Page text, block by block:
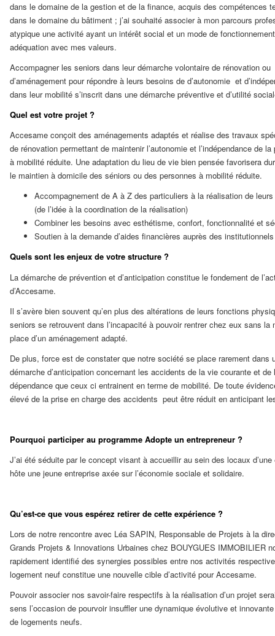
dans le domaine de la gestion et de la finance, acquis des compétences
dans le domaine du bâtiment ; j’ai souhaité associer à mon parcours
atypique une activité ayant un intérêt social et un mode de
adéquation avec mes valeurs.
Accompagner les seniors dans leur démarche volontaire de rénovation ou
d’aménagement pour répondre à leurs besoins de d’autonomie et
dans leur mobilité s’inscrit dans une démarche préventive et d’utilité
Quel est votre projet ?
Accesame conçoit des aménagements adaptés et réalise des travaux
de rénovation permettant de maintenir l’autonomie et l’indépendance de la
à mobilité réduite. Une adaptation du lieu de vie bien pensée favorisera
le maintien à domicile des séniors ou des personnes à mobilité réduite.
Accompagnement de A à Z des particuliers à la réalisation de
(de l’idée à la coordination de la réalisation)
Combiner les besoins avec esthétisme, confort, fonctionnalité et
Soutien à la demande d’aides financières auprès des institutionnels
Quels sont les enjeux de votre structure ?
La démarche de prévention et d’anticipation constitue le fondement de
d’Accesame.
Il s’avère bien souvent qu’en plus des altérations de leurs fonctions
seniors se retrouvent dans l’incapacité à pouvoir rentrer chez eux sans la
place d’un aménagement adapté.
De plus, force est de constater que notre société se place rarement dans
démarche d’anticipation concernant les accidents de la vie courante et de
dépendance que ceux ci entrainent en terme de mobilité. De toute
élevé de la prise en charge des accidents peut être réduit en anticipant
Pourquoi participer au programme Adopte un entrepreneur ?
J’ai été séduite par le concept visant à accueillir au sein des locaux d’une
hôte une jeune entreprise axée sur l’économie sociale et solidaire.
Qu’est-ce que vous espérez retirer de cette expérience ?
Lors de notre rencontre avec Léa SAPIN, Responsable de Projets à la
Grands Projets & Innovations Urbaines chez BOUYGUES IMMOBILIER
rapidement identifié des synergies possibles entre nos activités
logement neuf constitue une nouvelle cible d’activité pour Accesame.
Pouvoir associer nos savoir-faire respectifs à la réalisation d’un projet
sens l’occasion de pourvoir insuffler une dynamique évolutive et
de logements neufs.